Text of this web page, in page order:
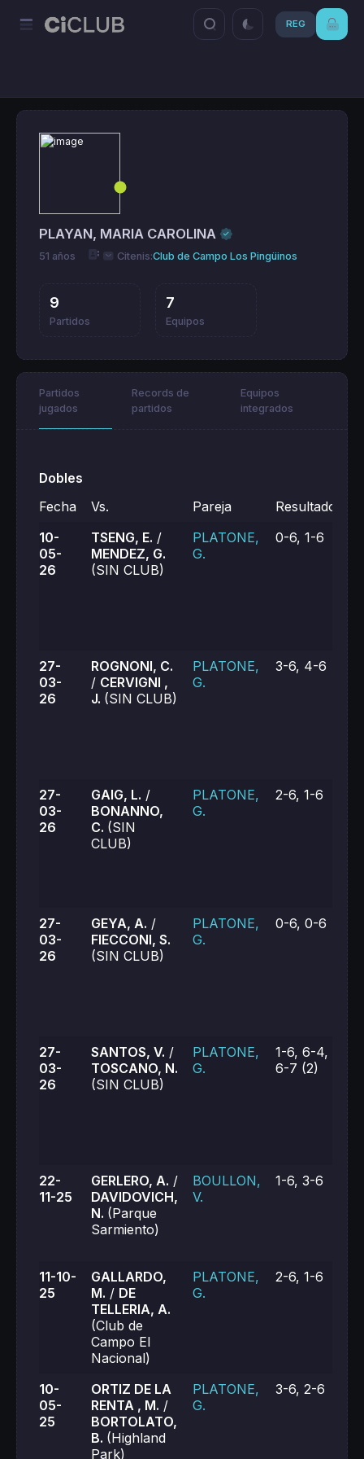
REG
PLAYAN, MARIA CAROLINA
51 años Citenis:Club de Campo Los Pingüinos
9
Partidos
7
Equipos
Partidos
jugados
Records de
partidos
Equipos
integrados
Dobles
Fecha Vs. Pareja Resultado
10-
05-
26
TSENG, E. /
MENDEZ, G.
(SIN CLUB)
PLATONE,
G.
0-6, 1-6
27-
03-
26
ROGNONI, C.
/ CERVIGNI ,
J. (SIN CLUB)
PLATONE,
G.
3-6, 4-6
27-
03-
26
GAIG, L. /
BONANNO,
C. (SIN
CLUB)
PLATONE,
G.
2-6, 1-6
27-
03-
26
GEYA, A. /
FIECCONI, S.
(SIN CLUB)
PLATONE,
G.
0-6, 0-6
27-
03-
26
SANTOS, V. /
TOSCANO, N.
(SIN CLUB)
PLATONE,
G.
1-6, 6-4,
6-7 (2)
22-
11-25
GERLERO, A. /
DAVIDOVICH,
N. (Parque
Sarmiento)
BOULLON,
V.
1-6, 3-6
11-10-
25
GALLARDO,
M. / DE
TELLERIA, A.
(Club de
Campo El
Nacional)
PLATONE,
G.
2-6, 1-6
10-
05-
25
ORTIZ DE LA
RENTA , M. /
BORTOLATO,
B. (Highland
Park)
PLATONE,
G.
3-6, 2-6